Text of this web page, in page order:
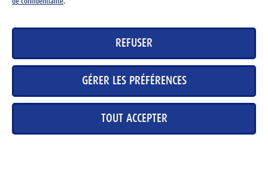
CONTACT
MENTIONS LÉGALES
DÉCLARATION DE PROTECTION DES DONNÉES
DIRECTIVES RELATIVES AUX COOKIES
BASE DE DONNÉES DES MÉDIAS
REFUSER
GÉRER LES PRÉFÉRENCES
TOUT ACCEPTER